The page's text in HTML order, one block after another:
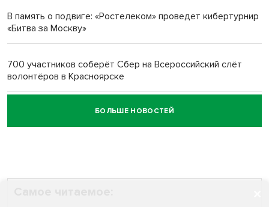
В память о подвиге: «Ростелеком» проведет кибертурнир
«Битва за Москву»
700 участников соберёт Сбер на Всероссийский слёт
волонтёров в Красноярске
Честный выбор: видеонаблюдение обеспечит
объективность результатов ЕДГ в Новосибирской
БОЛЬШЕ НОВОСТЕЙ